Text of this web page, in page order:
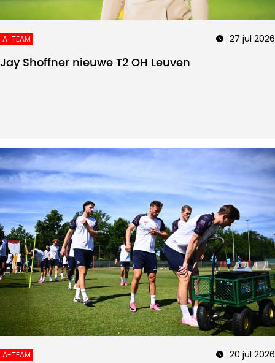
A-TEAM 27 jul 2026
Jay Shoffner nieuwe T2 OH Leuven
A-TEAM 20 jul 2026